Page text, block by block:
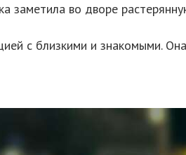
во дворе
с близкими и знакомыми.